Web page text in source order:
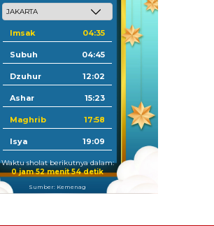
Imsak 04:35
Subuh 04:45
Dzuhur 12:02
Ashar 15:23
Maghrib 17:58
Isya 19:09
Waktu sholat berikutnya dalam:
0 jam 52 menit 53 detik
Sumber: Kemenag